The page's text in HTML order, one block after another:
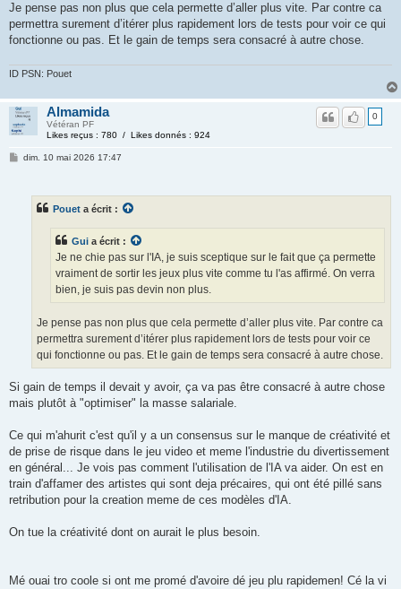
Je pense pas non plus que cela permette d’aller plus vite. Par contre ca
permettra surement d’itérer plus rapidement lors de tests pour voir ce qui
fonctionne ou pas. Et le gain de temps sera consacré à autre chose.
ID PSN: Pouet
Almamida
Vétéran PF
Likes reçus : 780 / Likes donnés : 924
0
dim. 10 mai 2026 17:47
Pouet a écrit :
Gui a écrit :
Je ne chie pas sur l'IA, je suis sceptique sur le fait que ça permette
vraiment de sortir les jeux plus vite comme tu l'as affirmé. On verra
bien, je suis pas devin non plus.
Je pense pas non plus que cela permette d’aller plus vite. Par contre ca
permettra surement d’itérer plus rapidement lors de tests pour voir ce
qui fonctionne ou pas. Et le gain de temps sera consacré à autre chose.
Si gain de temps il devait y avoir, ça va pas être consacré à autre chose
mais plutôt à "optimiser" la masse salariale.
Ce qui m'ahurit c'est qu'il y a un consensus sur le manque de créativité et
de prise de risque dans le jeu video et meme l'industrie du divertissement
en général... Je vois pas comment l'utilisation de l'IA va aider. On est en
train d'affamer des artistes qui sont deja précaires, qui ont été pillé sans
retribution pour la creation meme de ces modèles d'IA.
On tue la créativité dont on aurait le plus besoin.
Mé ouai tro coole si ont me promé d'avoire dé jeu plu rapidemen! Cé la vi